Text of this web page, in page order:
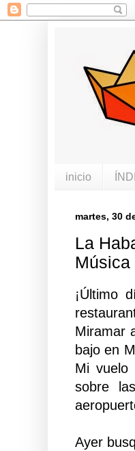
inicio
martes, 30
La
¡Último
Miramar
bajo en
Mi vuelo
sobre
Ayer